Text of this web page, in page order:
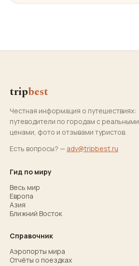
tripbest
Честная информация о путешествиях:
путеводители по городам с реальными
ценами, фото и отзывами туристов.
Есть вопросы? — adv@tripbest.ru
Гид по миру
Весь мир
Европа
Азия
Ближний Восток
Справочник
Аэропорты мира
Отчёты о поездках